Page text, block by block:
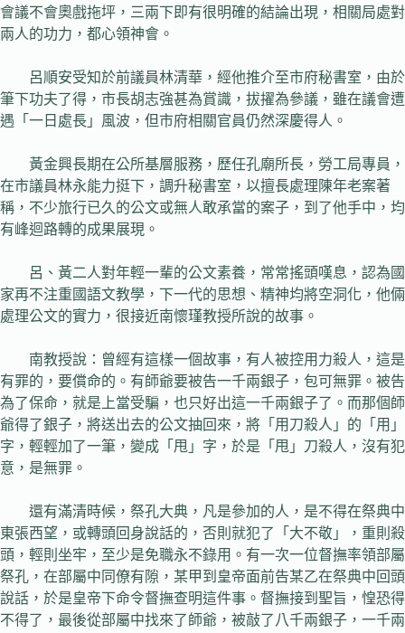
會議不會奧戲拖坪，三兩下即有很明確的結論出現，相關局處對
兩人的功力，都心領神會。
呂順安受知於前議員林清華，經他推介至市府秘書室，由於
筆下功夫了得，市長胡志強甚為賞識，拔擢為參議，雖在議會遭
遇「一日處長」風波，但市府相關官員仍然深慶得人。
黃金興長期在公所基層服務，歷任孔廟所長，勞工局專員，
在市議員林永能力挺下，調升秘書室，以擅長處理陳年老案著
稱，不少旅行已久的公文或無人敢承當的案子，到了他手中，均
有峰迴路轉的成果展現。
呂、黃二人對年輕一輩的公文素養，常常搖頭嘆息，認為國
家再不注重國語文教學，下一代的思想、精神均將空洞化，他倆
處理公文的實力，很接近南懷瑾教授所說的故事。
南教授說：曾經有這樣一個故事，有人被控用力殺人，這是
有罪的，要償命的。有師爺要被告一千兩銀子，包可無罪。被告
為了保命，就是上當受騙，也只好出這一千兩銀子了。而那個師
爺得了銀子，將送出去的公文抽回來，將「用刀殺人」的「用」
字，輕輕加了一筆，變成「甩」字，於是「甩」刀殺人，沒有犯
意，是無罪。
還有滿清時候，祭孔大典，凡是參加的人，是不得在祭典中
東張西望，或轉頭回身說話的，否則就犯了「大不敬」，重則殺
頭，輕則坐牢，至少是免職永不錄用。有一次一位督撫率領部屬
祭孔，在部屬中同僚有隙，某甲到皇帝面前告某乙在祭典中回頭
說話，於是皇帝下命令督撫查明這件事。督撫接到聖旨，惶恐得
不得了，最後從部屬中找來了師爺，被敲了八千兩銀子，一千兩